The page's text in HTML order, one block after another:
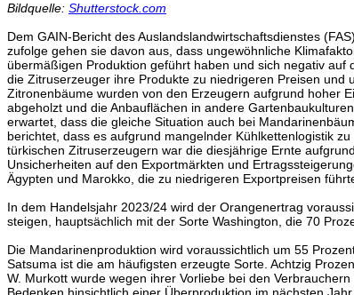
Bildquelle: Shutterstock.com
Dem GAIN-Bericht des Auslandslandwirtschaftsdienstes
zufolge gehen sie davon aus, dass ungewöhnliche
übermäßigen Produktion geführt haben und sich negativ auf
die Zitruserzeuger ihre Produkte zu niedrigeren Preisen und
Zitronenbäume wurden von den Erzeugern aufgrund hoher
abgeholzt und die Anbauflächen in andere
erwartet, dass die gleiche Situation auch bei
berichtet, dass es aufgrund mangelnder Kühlkettenlogistik
türkischen Zitruserzeugern war die diesjährige Ernte
Unsicherheiten auf den Exportmärkten und
Ägypten und Marokko, die zu niedrigeren Exportpreisen
In dem Handelsjahr 2023/24 wird der Orangenertrag
steigen, hauptsächlich mit der Sorte Washington, die 70
Die Mandarinenproduktion wird voraussichtlich um 55
Satsuma ist die am häufigsten erzeugte Sorte. Achtzig
W. Murkott wurde wegen ihrer Vorliebe bei den